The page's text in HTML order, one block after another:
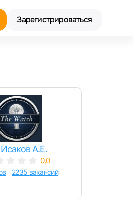
Зарегистрироваться
А.Е.
0,0
2235 вакансий